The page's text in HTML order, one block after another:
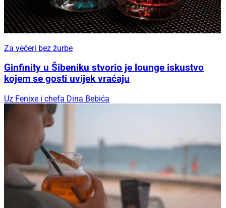
Za večeri bez žurbe
Ginfinity u Šibeniku stvorio je lounge iskustvo
kojem se gosti uvijek vraćaju
Uz Fenixe i chefa Dina Bebića